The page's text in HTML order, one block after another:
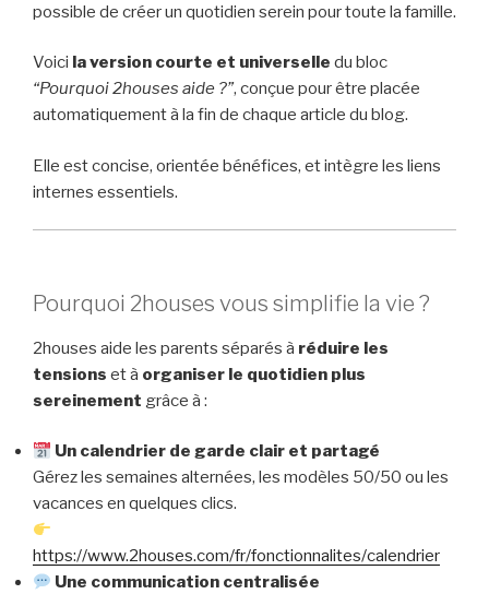
possible de créer un quotidien serein pour toute la famille.
Voici la version courte et universelle du bloc
“Pourquoi 2houses aide ?”, conçue pour être placée
automatiquement à la fin de chaque article du blog.
Elle est concise, orientée bénéfices, et intègre les liens
internes essentiels.
Pourquoi 2houses vous simplifie la vie ?
2houses aide les parents séparés à réduire les
tensions et à organiser le quotidien plus
sereinement grâce à :
Un calendrier de garde clair et partagé
Gérez les semaines alternées, les modèles 50/50 ou les
vacances en quelques clics.
https://www.2houses.com/fr/fonctionnalites/calendrier
Une communication centralisée